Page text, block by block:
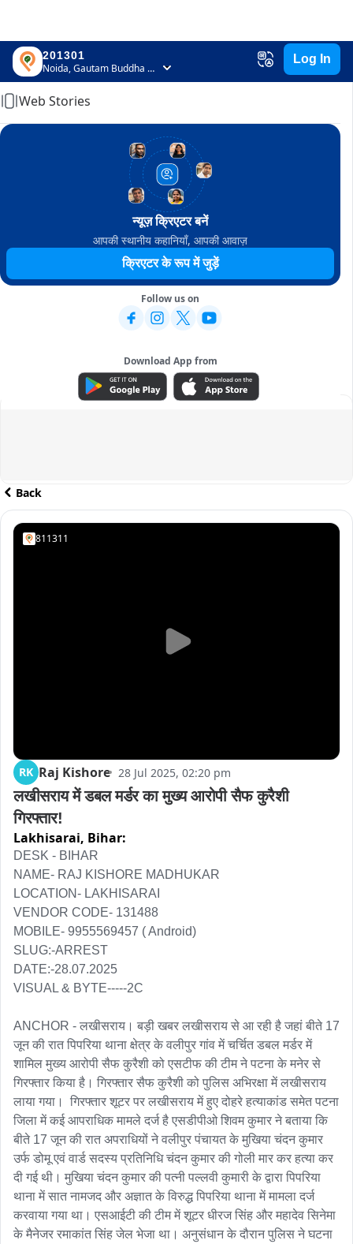
201301
Noida, Gautam Buddha Nagar, Uttar Pradesh
Log In
Home
Web Stories
न्यूज़ क्रिएटर बनें
आपकी स्थानीय कहानियाँ, आपकी आवाज़
क्रिएटर के रूप में जुड़ें
Follow us on
Download App from
ADVERTISEMENT
Back
811311
RK Raj Kishore 28 Jul 2025, 02:20 pm
लखीसराय में डबल मर्डर का मुख्य आरोपी सैफ कुरैशी
गिरफ्तार!
Lakhisarai, Bihar:
DESK - BIHAR
NAME- RAJ KISHORE MADHUKAR
LOCATION- LAKHISARAI
VENDOR CODE- 131488
MOBILE- 9955569457 ( Android)
SLUG:-ARREST
DATE:-28.07.2025
VISUAL & BYTE-----2C
ANCHOR - लखीसराय। बड़ी खबर लखीसराय से आ रही है जहां बीते 17
जून की रात पिपरिया थाना क्षेत्र के वलीपुर गांव में चर्चित डबल मर्डर में
शामिल मुख्य आरोपी सैफ कुरैशी को एसटीफ की टीम ने पटना के मनेर से
गिरफ्तार किया है। गिरफ्तार सैफ कुरैशी को पुलिस अभिरक्षा में लखीसराय
लाया गया।  गिरफ्तार शूटर पर लखीसराय में हुए दोहरे हत्याकांड समेत पटना
जिला में कई आपराधिक मामले दर्ज है एसडीपीओ शिवम कुमार ने बताया कि
बीते 17 जून की रात अपराधियों ने वलीपुर पंचायत के मुखिया चंदन कुमार
उर्फ डोमू एवं वार्ड सदस्य प्रतिनिधि चंदन कुमार की गोली मार कर हत्या कर
दी गई थी। मुखिया चंदन कुमार की पत्नी पल्लवी कुमारी के द्वारा पिपरिया
थाना में सात नामजद और अज्ञात के विरुद्ध पिपरिया थाना में मामला दर्ज
करवाया गया था। एसआईटी की टीम में शूटर धीरज सिंह और महादेव सिनेमा
के मैनेजर रमाकांत सिंह जेल भेजा था। अनुसंधान के दौरान पुलिस ने घटना